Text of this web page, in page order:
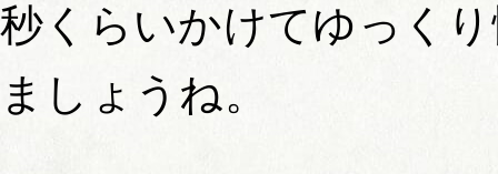
秒くらいかけてゆっく
ましょうね。